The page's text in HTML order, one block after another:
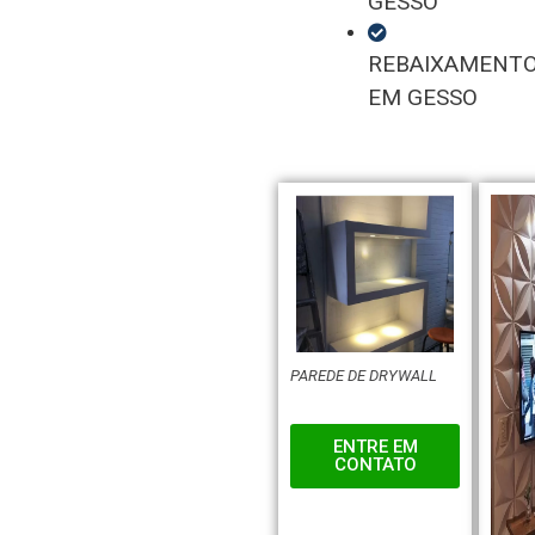
EM GESSO
PAREDE DE DRYWALL
ENTRE EM
CONTATO